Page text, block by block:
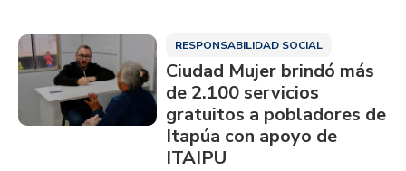
RESPONSABILIDAD SOCIAL
Ciudad Mujer brindó más
de 2.100 servicios
gratuitos a pobladores de
Itapúa con apoyo de
ITAIPU